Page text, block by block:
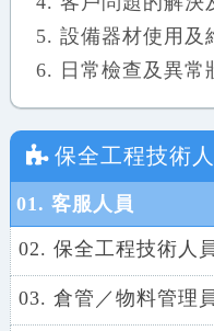
設備器材使用及
日常檢查及異常
保全工程技術
01. 客服人員
02. 保全工程技術人
03. 倉管／物料管理